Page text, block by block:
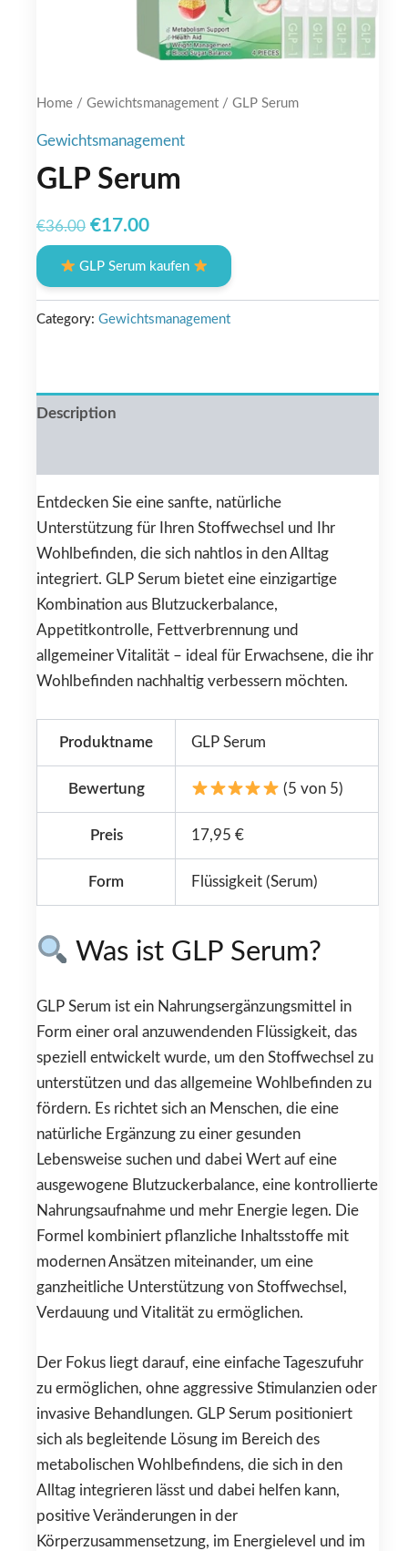
Home / Gewichtsmanagement / GLP Serum
Gewichtsmanagement
GLP Serum
€36.00 Original
was:
€36.00.
€17.00Current
is:
€17.00.
GLP Serum kaufen
Category: Gewichtsmanagement
Description
Entdecken Sie eine sanfte, natürliche
Unterstützung für Ihren Stoffwechsel und Ihr
Wohlbefinden, die sich nahtlos in den Alltag
integriert. GLP Serum bietet eine einzigartige
Kombination aus Blutzuckerbalance,
Appetitkontrolle, Fettverbrennung und
allgemeiner Vitalität – ideal für Erwachsene, die ihr
Wohlbefinden nachhaltig verbessern möchten.
Produktname GLP Serum
Bewertung (5 von 5)
Preis 17,95 €
Form Flüssigkeit (Serum)
Was ist GLP Serum?
GLP Serum ist ein Nahrungsergänzungsmittel in
Form einer oral anzuwendenden Flüssigkeit, das
speziell entwickelt wurde, um den Stoffwechsel zu
unterstützen und das allgemeine Wohlbefinden zu
fördern. Es richtet sich an Menschen, die eine
natürliche Ergänzung zu einer gesunden
Lebensweise suchen und dabei Wert auf eine
ausgewogene Blutzuckerbalance, eine kontrollierte
Nahrungsaufnahme und mehr Energie legen. Die
Formel kombiniert pflanzliche Inhaltsstoffe mit
modernen Ansätzen miteinander, um eine
ganzheitliche Unterstützung von Stoffwechsel,
Verdauung und Vitalität zu ermöglichen.
Der Fokus liegt darauf, eine einfache Tageszufuhr
zu ermöglichen, ohne aggressive Stimulanzien oder
invasive Behandlungen. GLP Serum positioniert
sich als begleitende Lösung im Bereich des
metabolischen Wohlbefindens, die sich in den
Alltag integrieren lässt und dabei helfen kann,
positive Veränderungen in der
Körperzusammensetzung, im Energielevel und im